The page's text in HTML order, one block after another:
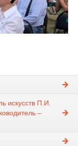
искусств П.И.
–